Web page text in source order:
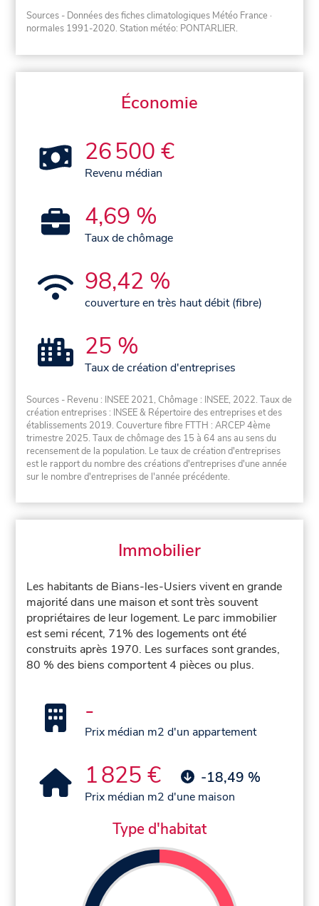
Sources - Données des fiches climatologiques Météo France ·
normales 1991-2020. Station météo: PONTARLIER.
Économie
26 500 €
Revenu médian
4,69 %
Taux de chômage
98,42 %
couverture en très haut débit (fibre)
25 %
Taux de création d'entreprises
Sources - Revenu : INSEE 2021, Chômage : INSEE, 2022. Taux de
création entreprises : INSEE & Répertoire des entreprises et des
établissements 2019. Couverture fibre FTTH : ARCEP 4ème
trimestre 2025. Taux de chômage des 15 à 64 ans au sens du
recensement de la population. Le taux de création d'entreprises
est le rapport du nombre des créations d'entreprises d'une année
sur le nombre d'entreprises de l'année précédente.
Immobilier
Les habitants de Bians-les-Usiers vivent en grande
majorité dans une maison et sont très souvent
propriétaires de leur logement. Le parc immobilier
est semi récent, 71% des logements ont été
construits après 1970. Les surfaces sont grandes,
80 % des biens comportent 4 pièces ou plus.
-
Prix médian m2 d'un appartement
1 825 € -18,49 %
Prix médian m2 d'une maison
Type d'habitat